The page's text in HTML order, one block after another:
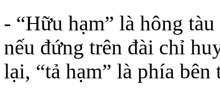
- “Hữu hạm” là hông
nếu đứng trên đài chỉ
lại, “tả hạm” là phía